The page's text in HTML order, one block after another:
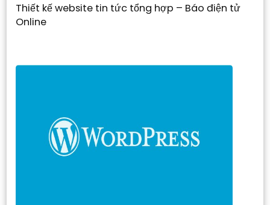
Thiết kế website tin tức tổng hợp – Báo điện tử
Online